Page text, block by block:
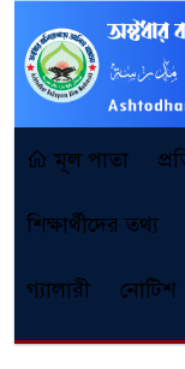
মূল পাতা
শিক্ষার্থীদের তথ্য
গ্যালারী নোটিশ